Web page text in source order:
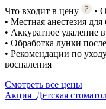
Что входит в цену
•
• Местная анестезия
• Аккуратное удаление
• Обработка лунки
• Рекомендации по
воспаления
Смотреть все цены
Акция Детская